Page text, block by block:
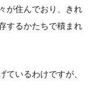
が住んでおり、きれ
するかたちで積まれ
いるわけですが、